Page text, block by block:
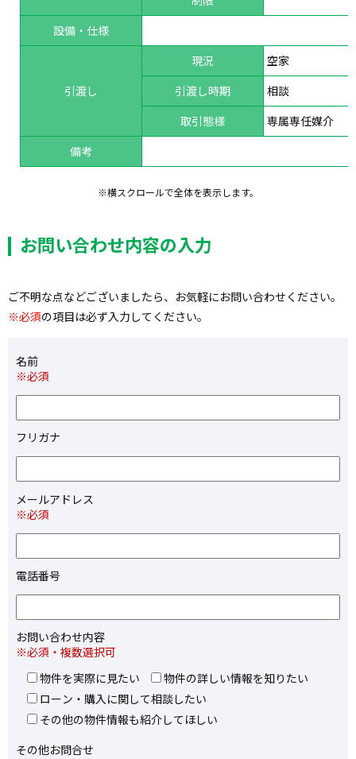
設備・仕様
引渡し
現況
空家
引渡し時期
相談
取引態様
専属専任媒介
備考
※横スクロールで全体を表示します。
お問い合わせ内容の入力
ご不明な点などございましたら、お気軽にお問い合わせください。
※必須の項目は必ず入力してください。
名前
※必須
フリガナ
メールアドレス
※必須
電話番号
お問い合わせ内容
※必須・複数選択可
物件を実際に見たい
物件の詳しい情報を知りたい
ローン・購入に関して相談したい
その他の物件情報も紹介してほしい
その他お問合せ